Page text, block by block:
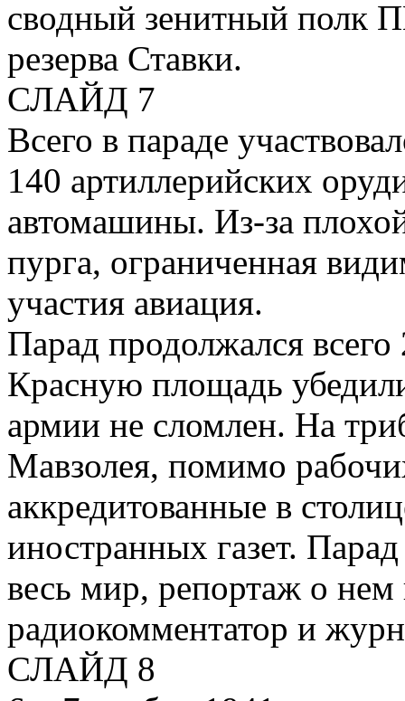
сводный зенитный полк
резерва Ставки.
СЛАЙД 7
Всего в параде
140 артиллерийских
автомашины. Из-за
пурга, ограниченная
участия авиация.
Парад продолжался
Красную площадь
армии не сломлен. На
Мавзолея, помимо
аккредитованные в
иностранных газет.
весь мир, репортаж о нем
радиокомментатор и
СЛАЙД 8